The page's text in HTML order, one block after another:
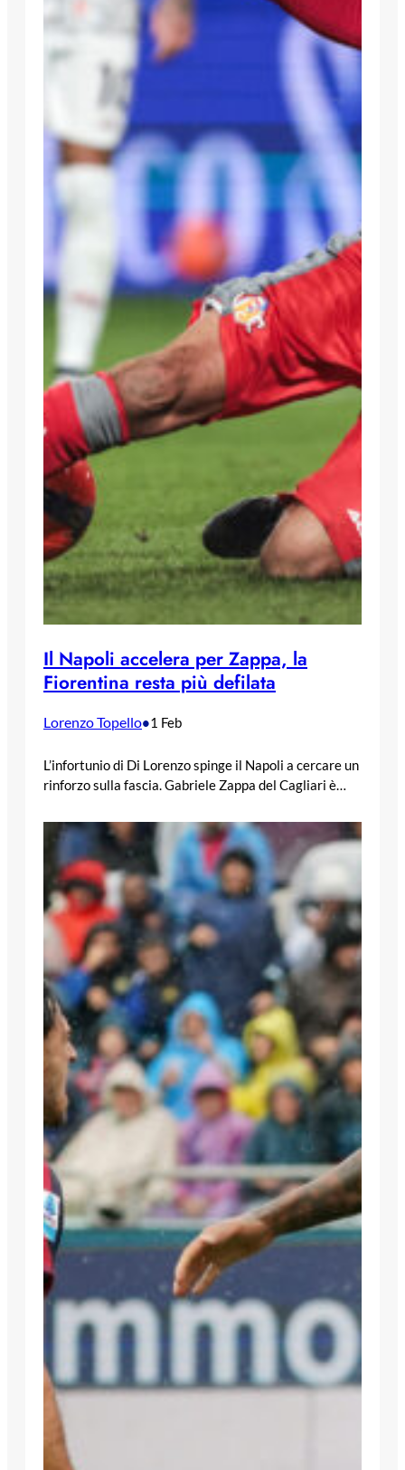
Il Napoli accelera per Zappa, la
Fiorentina resta più defilata
Lorenzo Topello•1 Feb
L’infortunio di Di Lorenzo spinge il Napoli a cercare un
rinforzo sulla fascia. Gabriele Zappa del Cagliari è…